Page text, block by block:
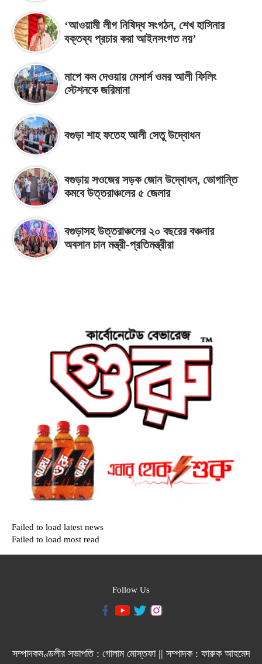
‘আওয়ামী লীগ নিষিদ্ধ সংগঠন, শেখ হাসিনার
বক্তব্য প্রচার করা আইনসংগত নয়’
মাপে কম দেওয়ায় মেসার্স ওমর আলী ফিলিং
স্টেশনকে জরিমানা
বগুড়া শাহ ফতেহ আলী সেতু উদ্বোধন
বগুড়ায় সওজের সড়ক জোন উদ্বোধন, ভোগান্তি
কমবে উত্তরাঞ্চলের ৫ জেলার
বগুড়াসহ উত্তরাঞ্চলের ২০ বছরের বঞ্চনার
অবসান চান মন্ত্রী-প্রতিমন্ত্রীরা
Failed to load latest news
Failed to load most read
Follow Us
সম্পাদকমণ্ডলীর সভাপতি : গোলাম মোস্তফা || সম্পাদক : ফারুক আহমেদ